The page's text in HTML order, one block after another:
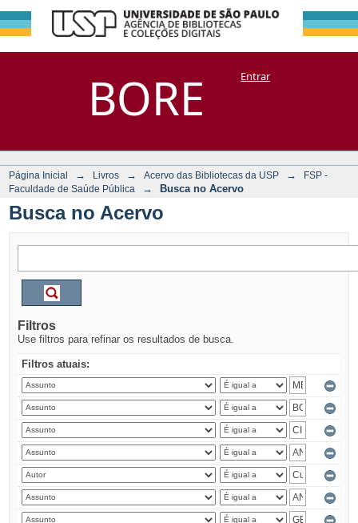
BORE
Busca no Acervo
DSpace/Manakin + CoriscoEntrar
Página Inicial → Livros → Acervo das Bibliotecas da USP →
FSP -
Faculdade de Saúde Pública
→ Busca no Acervo
Busca no Acervo
Filtros
Use filtros para refinar os resultados de busca.
Filtros atuais: